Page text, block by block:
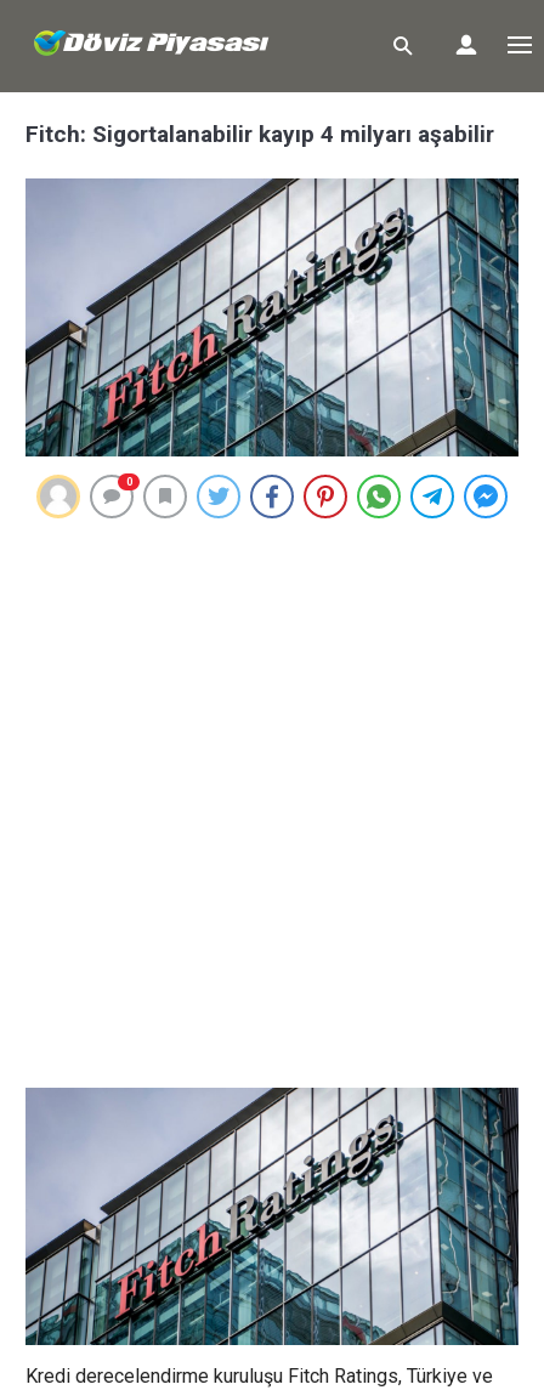
Fitch: Sigortalanabilir kayıp 4 milyarı aşabilir
0
Kredi derecelendirme kuruluşu Fitch Ratings, Türkiye ve